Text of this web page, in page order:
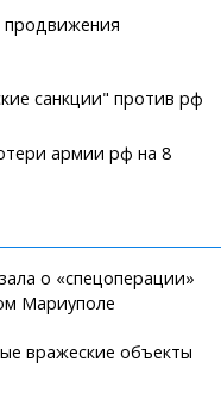
продвижения
санкции" против рф
армии рф на 8
о «спецоперации»
Мариуполе
вражеские объекты